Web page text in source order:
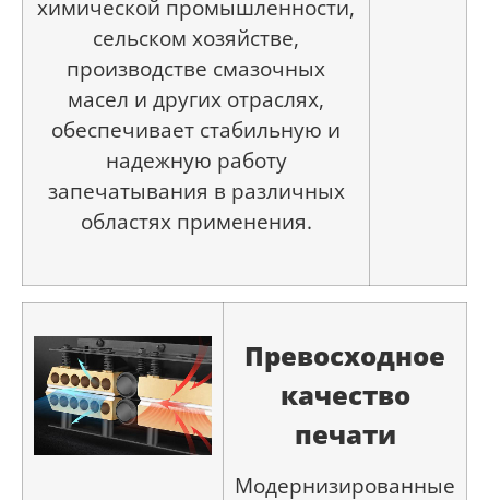
химической промышленности,
сельском хозяйстве,
производстве смазочных
масел и других отраслях,
обеспечивает стабильную и
надежную работу
запечатывания в различных
областях применения.
Превосходное
качество
печати
Модернизированные